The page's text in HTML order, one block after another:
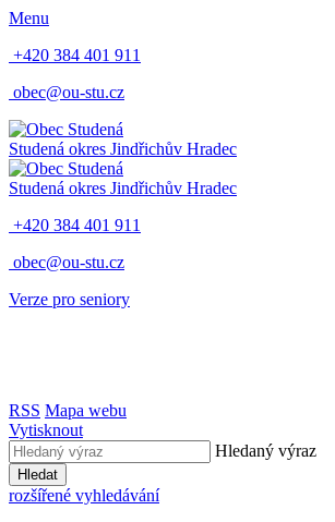
Menu
+420 384 401 911
obec@ou-stu.cz
Studená okres Jindřichův Hradec
Studená okres Jindřichův Hradec
+420 384 401 911
obec@ou-stu.cz
Verze pro seniory
RSS Mapa webu
Vytisknout
Hledaný výraz
Hledat
rozšířené vyhledávání